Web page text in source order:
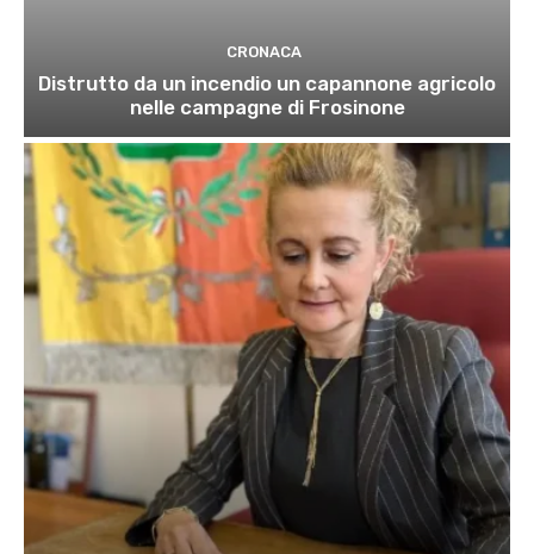
CRONACA
Distrutto da un incendio un capannone agricolo
nelle campagne di Frosinone